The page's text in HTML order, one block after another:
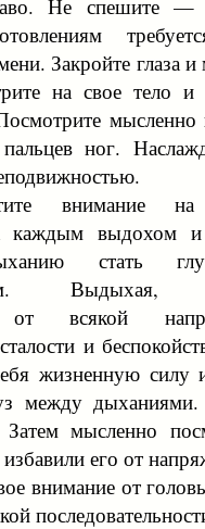
Не спешите —
Закройте глаза
на свое тело
мысленно
ног.
внимание
каждым выдохом
стать
Выдыхая,
от всякой
и
жизненную силу
между дыханиями.
Затем мысленно
его от
внимание от